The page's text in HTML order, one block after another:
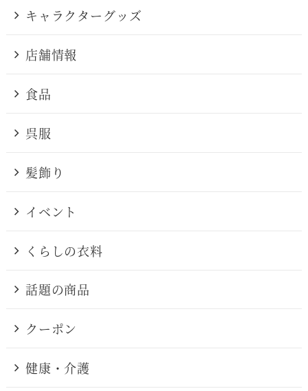
キャラクターグッズ
店舗情報
食品
呉服
髪飾り
イベント
くらしの衣料
話題の商品
クーポン
健康・介護